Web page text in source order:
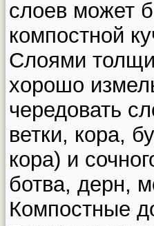
слоев может
компостной
Слоями
хорошо
чередовать
ветки, кора,
кора) и
ботва, дерн,
Компостные